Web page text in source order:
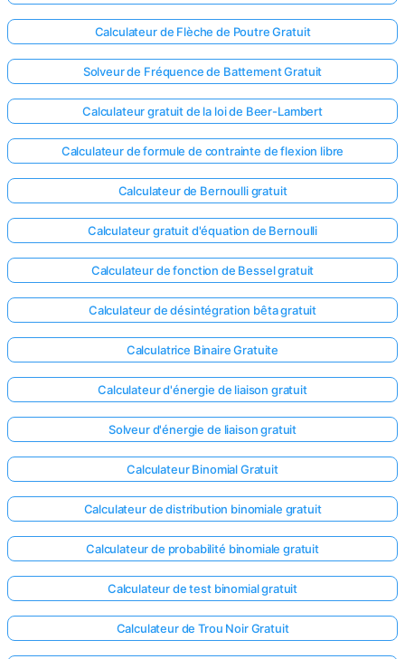
Calculateur de Flèche de Poutre Gratuit
Solveur de Fréquence de Battement Gratuit
Calculateur gratuit de la loi de Beer-Lambert
Calculateur de formule de contrainte de flexion libre
Calculateur de Bernoulli gratuit
Calculateur gratuit d'équation de Bernoulli
Calculateur de fonction de Bessel gratuit
Calculateur de désintégration bêta gratuit
Calculatrice Binaire Gratuite
Calculateur d'énergie de liaison gratuit
Solveur d'énergie de liaison gratuit
Calculateur Binomial Gratuit
Calculateur de distribution binomiale gratuit
Calculateur de probabilité binomiale gratuit
Calculateur de test binomial gratuit
Calculateur de Trou Noir Gratuit